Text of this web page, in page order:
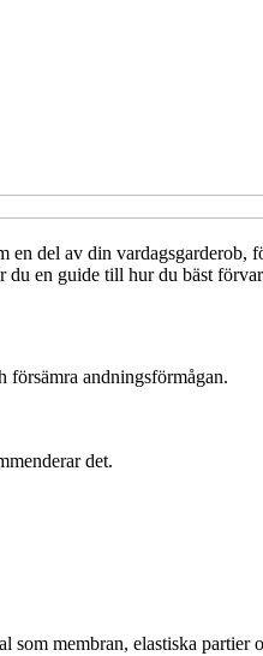
del av din vardagsgarderob,
en guide till hur du bäst
försämra andningsförmågan.
det.
membran, elastiska partier